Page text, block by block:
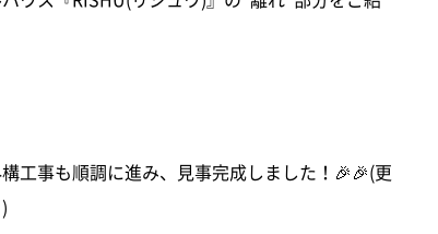
工事も順調に進み、見事完成しました！🎉🎉(更